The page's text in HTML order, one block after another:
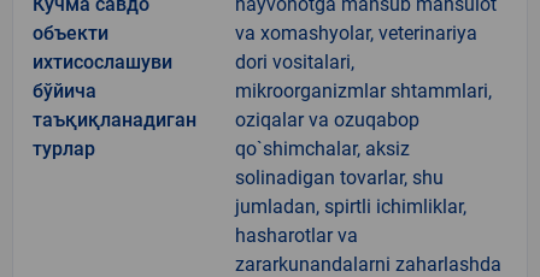
объекти
ихтисослашуви
бўйича
таъқиқланадиган
турлар
va xomashyolar, veterinariya
dori vositalari,
mikroorganizmlar shtammlari,
oziqalar va ozuqabop
qo`shimchalar, aksiz
solinadigan tovarlar, shu
jumladan, spirtli ichimliklar,
hasharotlar va
zararkunandalarni zaharlashda